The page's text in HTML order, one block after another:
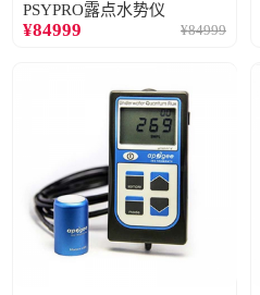
PSYPRO露点水势仪
¥84999 ¥84999